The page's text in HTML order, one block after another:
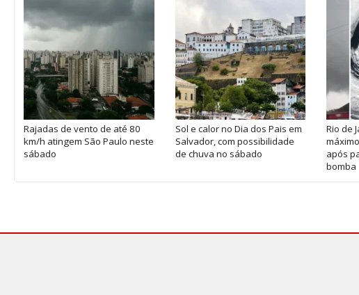
Rajadas de vento de até 80
km/h atingem São Paulo neste
sábado
Sol e calor no Dia dos Pais em
Salvador, com possibilidade
de chuva no sábado
Rio de
após
bomba